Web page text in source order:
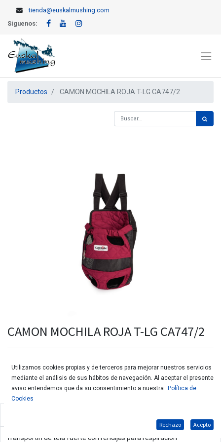
tienda@euskalmushing.com
Síguenos:
Productos CAMON MOCHILA ROJA T-LG CA747/2
CAMON MOCHILA ROJA T-LG CA747/2
Transportín de tela fuerte con rendijas para respiración
Utilizamos cookies propias y de terceros para mejorar nuestros servicios
mediante el análisis de sus hábitos de navegación. Al aceptar el presente
aviso entendemos que da su consentimiento a nuestra
Política de
Cookies
Rechazo Acepto